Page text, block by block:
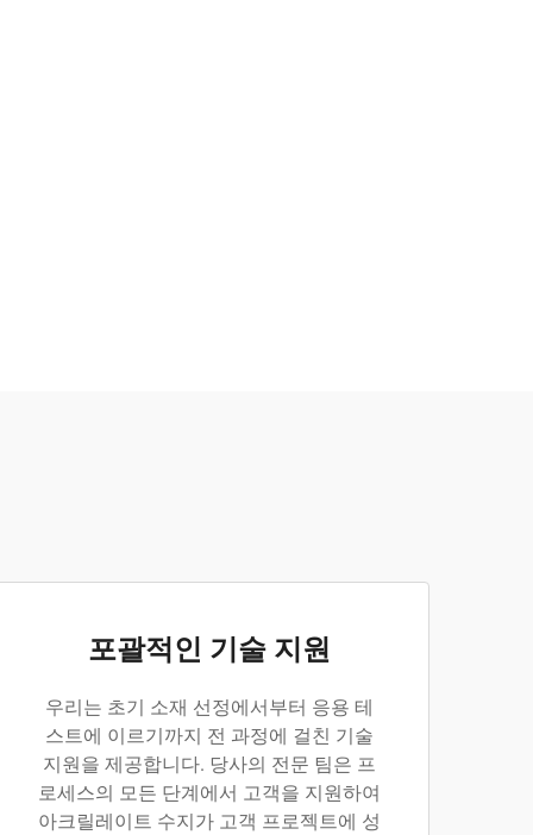
포괄적인 기술 지원
우리는 초기 소재 선정에서부터 응용 테
스트에 이르기까지 전 과정에 걸친 기술
지원을 제공합니다. 당사의 전문 팀은 프
로세스의 모든 단계에서 고객을 지원하여
아크릴레이트 수지가 고객 프로젝트에 성